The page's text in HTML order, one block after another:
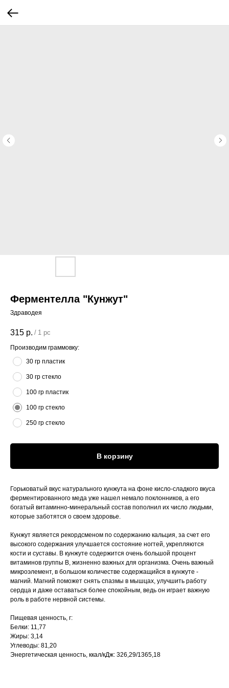
Ферментелла "Кунжут"
Здраводея
315 р. / 1 pc
Производим граммовку:
30 гр пластик
30 гр стекло
100 гр пластик
100 гр стекло
250 гр стекло
В корзину
Горьковатый вкус натурального кунжута на фоне кисло-сладкого вкуса
ферментированного меда уже нашел немало поклонников, а его
богатый витаминно-минеральный состав пополнил их число людьми,
которые заботятся о своем здоровье.
Кунжут является рекордсменом по содержанию кальция, за счет его
высокого содержания улучшается состояние ногтей, укрепляются
кости и суставы. В кунжуте содержится очень большой процент
витаминов группы В, жизненно важных для организма. Очень важный
микроэлемент, в большом количестве содержащийся в кунжуте -
магний. Магний поможет снять спазмы в мышцах, улучшить работу
сердца и даже оставаться более спокойным, ведь он играет важную
роль в работе нервной системы.
Пищевая ценность, г:
Белки: 11,77
Жиры: 3,14
Углеводы: 81,20
Энергетическая ценность, ккал/кДж: 326,29/1365,18